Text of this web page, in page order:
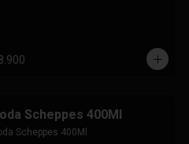
Scheppes 400Ml
Scheppes 400Ml